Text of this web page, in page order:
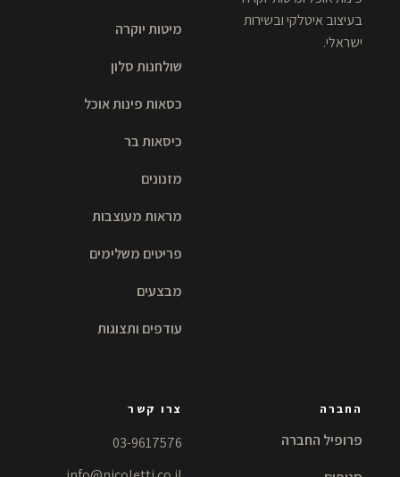
בעיצוב איטלקי ובשירות
ישראלי.
מיטות יוקרה
שולחנות סלון
כסאות פינות אוכל
כיסאות בר
מזנונים
מראות מעוצבות
פריטים משלימים
מבצעים
עודפים ותצוגות
החברה
פרופיל החברה
צרו קשר
03-9617576